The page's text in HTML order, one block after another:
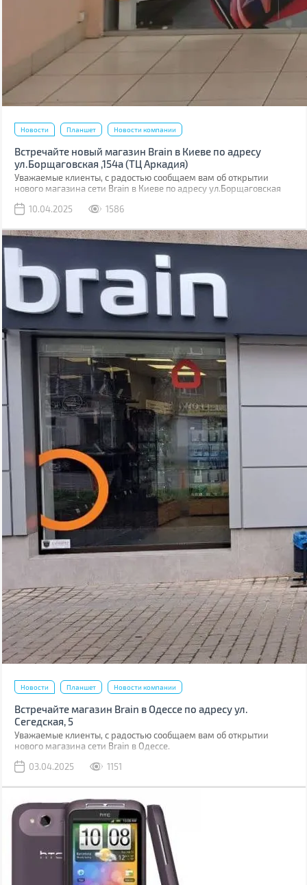
Новости Планшет Новости компании
Встречайте новый магазин Brain в Киеве по адресу
ул.Борщаговская ,154а (ТЦ Аркадия)
Уважаемые клиенты, с радостью сообщаем вам об открытии
нового магазина сети Brain в Киеве по адресу ул.Борщаговская
10.04.2025
1586
Новости Планшет Новости компании
Встречайте магазин Brain в Одессе по адресу ул.
Сегедская, 5
Уважаемые клиенты, с радостью сообщаем вам об открытии
нового магазина сети Brain в Одессе.
03.04.2025
1151